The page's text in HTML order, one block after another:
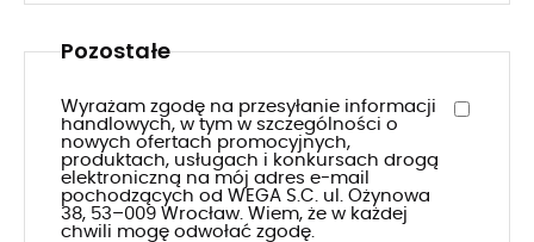
Pozostałe
Wyrażam zgodę na przesyłanie informacji
handlowych, w tym w szczególności o
nowych ofertach promocyjnych,
produktach, usługach i konkursach drogą
elektroniczną na mój adres e-mail
pochodzących od WEGA S.C. ul. Ożynowa
38, 53–009 Wrocław. Wiem, że w każdej
chwili mogę odwołać zgodę.